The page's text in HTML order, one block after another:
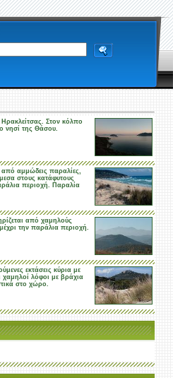
Στον κόλπο
νησί της Θάσου.
από αμμώδεις παραλίες,
στους κατάφυτους
περιοχή. Παραλία
από χαμηλούς
την παράλια περιοχή.
εκτάσεις κύρια με
χαμηλοί λόφοι με βράχια
στο χώρο.